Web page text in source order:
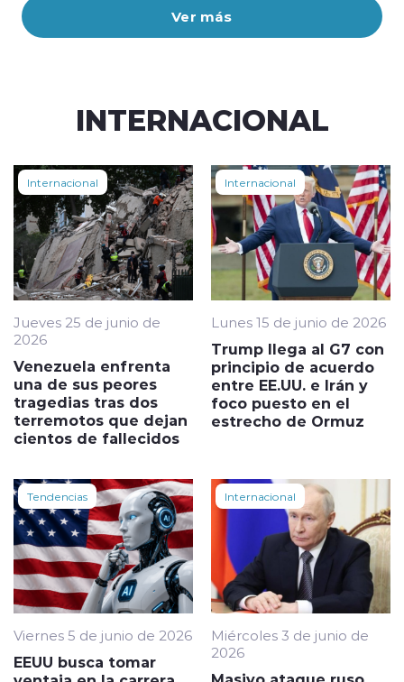
Ver más
INTERNACIONAL
Internacional
Jueves 25 de junio de
2026
Venezuela enfrenta
una de sus peores
tragedias tras dos
terremotos que dejan
cientos de fallecidos
Internacional
Lunes 15 de junio de 2026
Trump llega al G7 con
principio de acuerdo
entre EE.UU. e Irán y
foco puesto en el
estrecho de Ormuz
Tendencias
Viernes 5 de junio de 2026
EEUU busca tomar
Internacional
Miércoles 3 de junio de
2026